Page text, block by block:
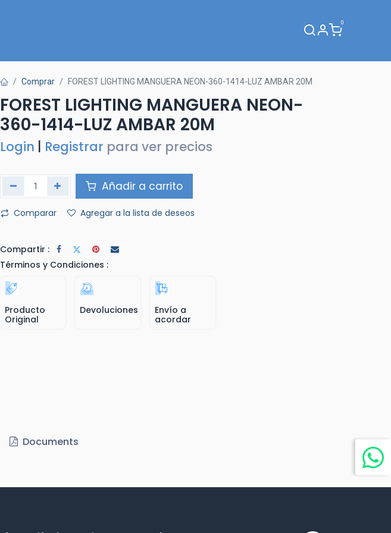
0
Comprar FOREST LIGHTING MANGUERA NEON-360-1414-LUZ AMBAR 20M
FOREST LIGHTING MANGUERA NEON-
360-1414-LUZ AMBAR 20M
Login Registrar para ver precios
Añadir a carrito
Comparar Agregar a la lista de deseos
Compartir :
Términos y Condiciones :
Producto
Original
Devoluciones
Envío a
acordar
Documents